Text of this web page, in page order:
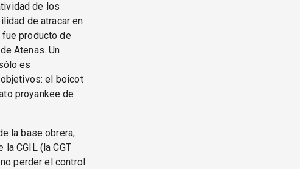
de los
de atracar en
producto de
Atenas. Un
es
el boicot
proyankee de
la base obrera,
CGIL (la CGT
perder el control